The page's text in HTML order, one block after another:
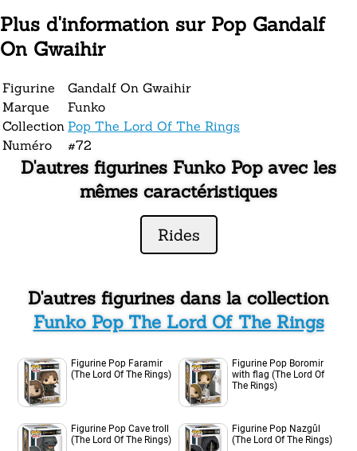
Plus d'information sur Pop Gandalf
On Gwaihir
Figurine
Gandalf On Gwaihir
Marque
Funko
Collection Pop The Lord Of The Rings
Numéro
#72
D'autres figurines Funko Pop avec les
mêmes caractéristiques
Rides
D'autres figurines dans la collection
Funko Pop The Lord Of The Rings
Figurine Pop Faramir
(The Lord Of The Rings)
Figurine Pop Boromir
with flag (The Lord Of
The Rings)
Figurine Pop Cave troll
(The Lord Of The Rings)
Figurine Pop Nazgûl
(The Lord Of The Rings)